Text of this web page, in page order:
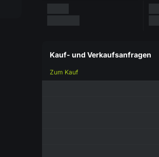
Kauf- und Verkaufsanfragen
Zum Kauf